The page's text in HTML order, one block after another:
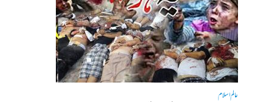
عالم اسلام